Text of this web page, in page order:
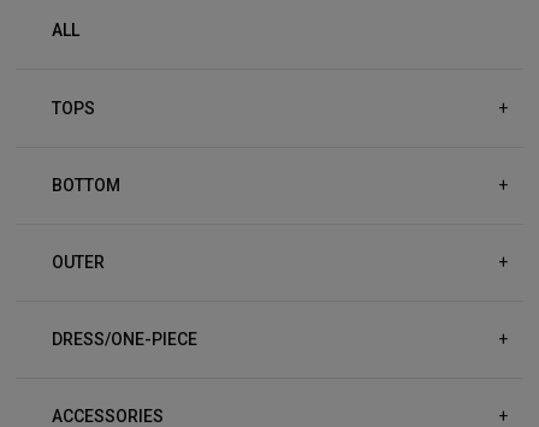
ALL
TOPS +
BOTTOM +
OUTER +
DRESS/ONE-PIECE +
ACCESSORIES +